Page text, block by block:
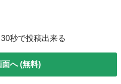
秒で投稿出来る
へ (無料)